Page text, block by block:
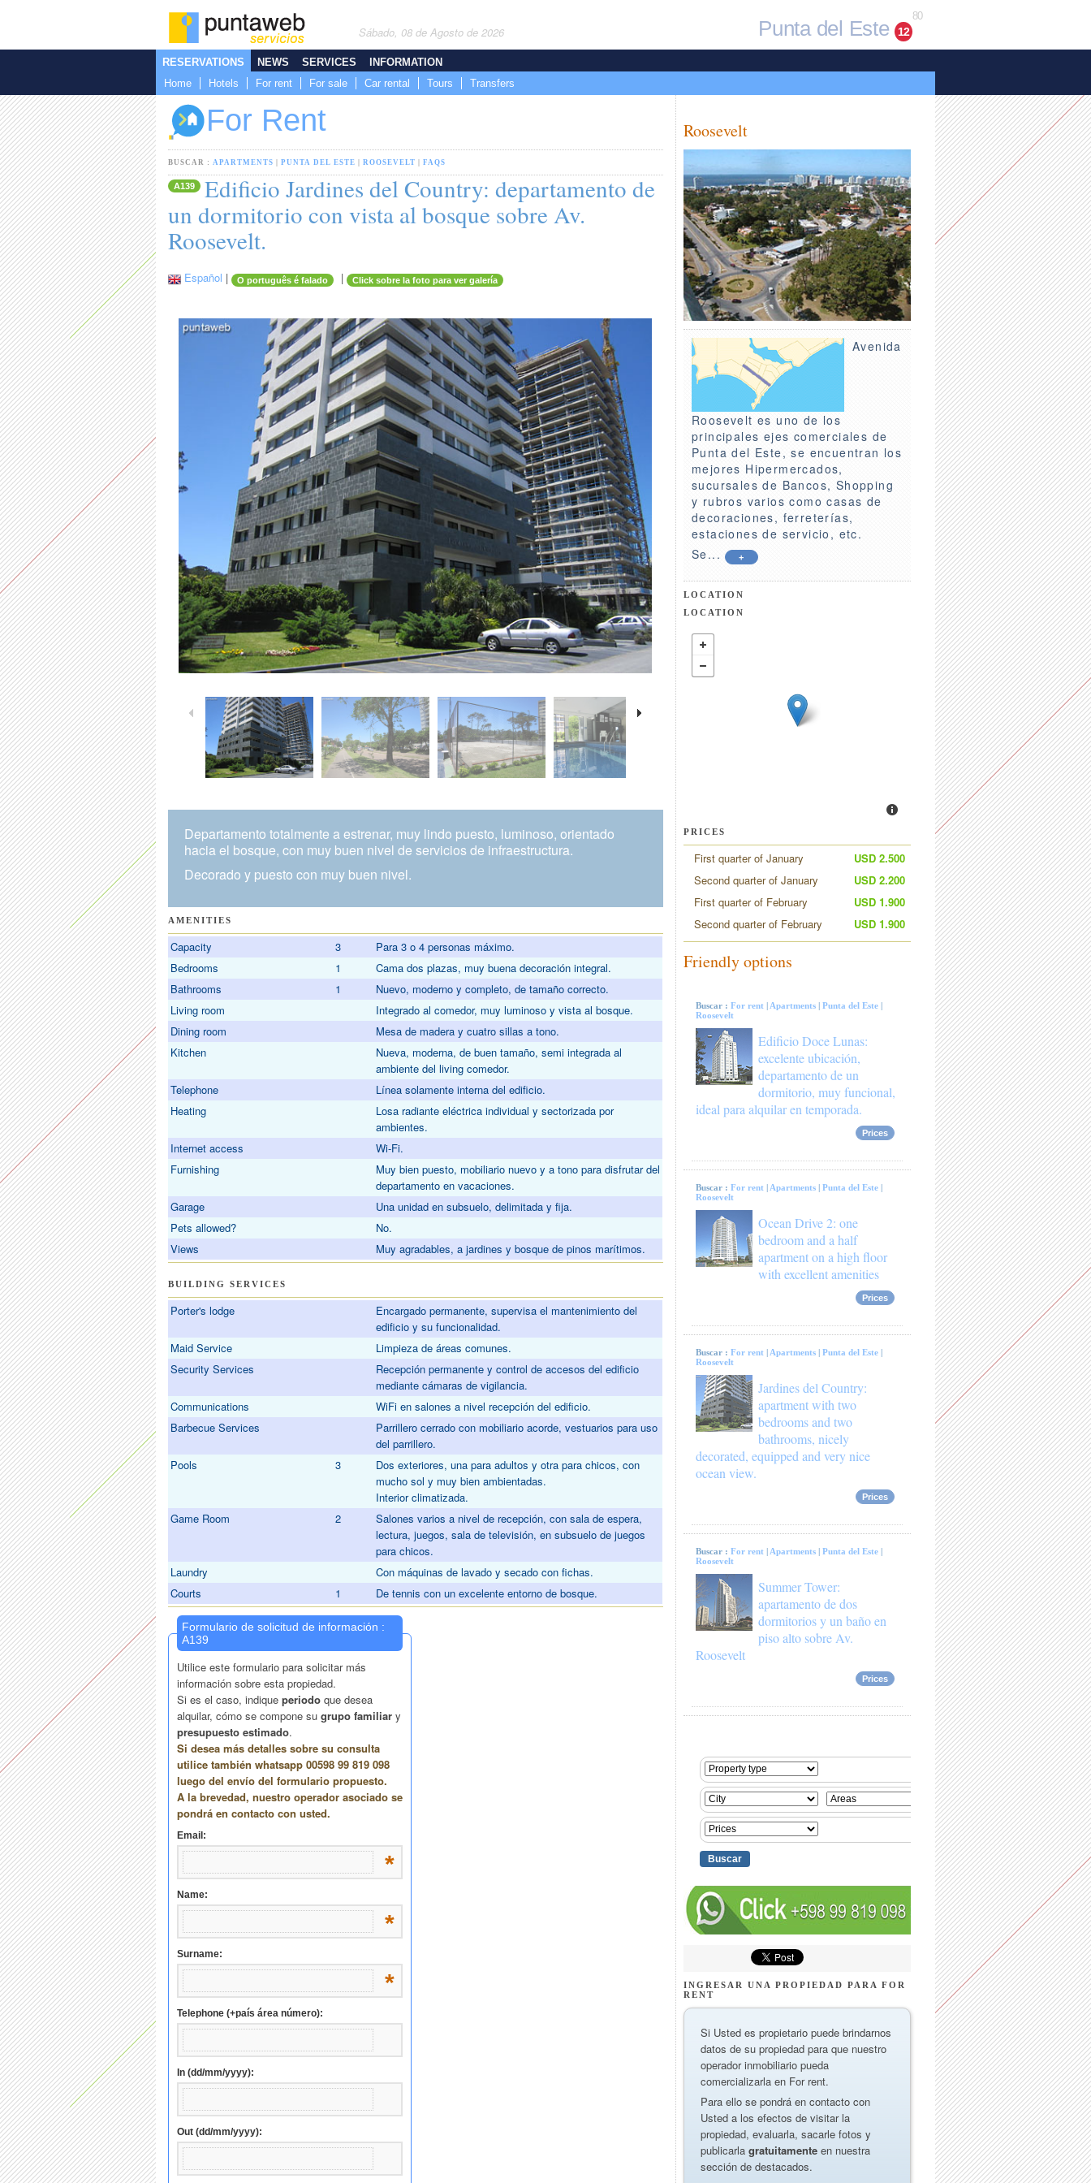
Sábado, 08 de Agosto de 2026 Punta del Este 12
80
RESERVATIONS
Home
Hotels For rent For sale Car rental Tours Transfers
NEWS SERVICES INFORMATION
For Rent
BUSCAR : APARTMENTS PUNTA DEL ESTE ROOSEVELT FAQS
A139
Edificio Jardines del Country: departamento de
un dormitorio con vista al bosque sobre Av.
Roosevelt.
Español | O português é falado | Click sobre la foto para ver galería
Departamento totalmente a estrenar, muy lindo puesto, luminoso, orientado
hacia el bosque, con muy buen nivel de servicios de infraestructura.
Decorado y puesto con muy buen nivel.
AMENITIES
Capacity 3
Para 3 o 4 personas máximo.
Bedrooms
1
Cama dos plazas, muy buena decoración integral.
Bathrooms
1
Nuevo, moderno y completo, de tamaño correcto.
Living room
Integrado al comedor, muy luminoso y vista al bosque.
Dining room
Mesa de madera y cuatro sillas a tono.
Kitchen
Nueva, moderna, de buen tamaño, semi integrada al
ambiente del living comedor.
Telephone
Línea solamente interna del edificio.
Heating
Losa radiante eléctrica individual y sectorizada por
ambientes.
Internet access
Wi-Fi.
Furnishing
Muy bien puesto, mobiliario nuevo y a tono para disfrutar del
departamento en vacaciones.
Garage
Una unidad en subsuelo, delimitada y fija.
Pets allowed?
No.
Views
Muy agradables, a jardines y bosque de pinos marítimos.
BUILDING SERVICES
Porter's lodge
Encargado permanente, supervisa el mantenimiento del
edificio y su funcionalidad.
Maid Service
Limpieza de áreas comunes.
Security Services
Recepción permanente y control de accesos del edificio
mediante cámaras de vigilancia.
Communications
WiFi en salones a nivel recepción del edificio.
Barbecue Services
Parrillero cerrado con mobiliario acorde, vestuarios para uso
del parrillero.
Pools
3
Dos exteriores, una para adultos y otra para chicos, con
mucho sol y muy bien ambientadas.
Interior climatizada.
Game Room
2
Salones varios a nivel de recepción, con sala de espera,
lectura, juegos, sala de televisión, en subsuelo de juegos
para chicos.
Laundry
Con máquinas de lavado y secado con fichas.
Courts
1 De tennis con un excelente entorno de bosque.
Roosevelt
Avenida
Roosevelt es uno de los
principales ejes comerciales de
Punta del Este, se encuentran los
mejores Hipermercados,
sucursales de Bancos, Shopping
y rubros varios como casas de
decoraciones, ferreterías,
estaciones de servicio, etc.
Se...
+
LOCATION
LOCATION
PRICES
First quarter of January
USD 2.500
Second quarter of January
USD 2.200
First quarter of February
USD 1.900
Second quarter of February
USD 1.900
Friendly options
Buscar : For rent | Apartments | Punta del Este |
Roosevelt
Edificio Doce Lunas:
excelente ubicación,
departamento de un
dormitorio, muy funcional,
ideal para alquilar en temporada.
Prices
Buscar : For rent | Apartments | Punta del Este |
Roosevelt
Ocean Drive 2: one
bedroom and a half
apartment on a high floor
with excellent amenities
Prices
Buscar : For rent | Apartments | Punta del Este |
Roosevelt
Jardines del Country:
apartment with two
bedrooms and two
bathrooms, nicely
decorated, equipped and very nice
ocean view.
Prices
Buscar : For rent | Apartments | Punta del Este |
Roosevelt
Summer Tower:
apartamento de dos
dormitorios y un baño en
piso alto sobre Av.
Roosevelt
Prices
INGRESAR UNA PROPIEDAD PARA FOR
RENT
Si Usted es propietario puede brindarnos
datos de su propiedad para que nuestro
operador inmobiliario pueda
comercializarla en For rent.
Para ello se pondrá en contacto con
Usted a los efectos de visitar la
propiedad, evaluarla, sacarle fotos y
publicarla gratuitamente en nuestra
sección de destacados.